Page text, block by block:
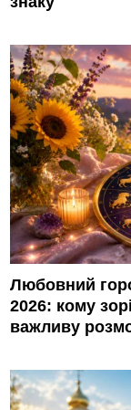
Любовний
2026: кому
важливу